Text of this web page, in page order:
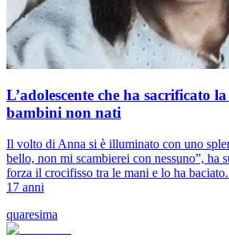
L’adolescente che ha sacrificato
bambini non nati
Il volto di Anna si è illuminato con uno
bello, non mi scambierei con nessuno”, ha
forza il crocifisso tra le mani e lo ha
17 anni
quaresima